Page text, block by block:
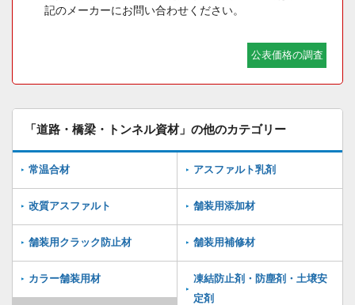
記のメーカーにお問い合わせください。
公表価格の調査
「道路・橋梁・トンネル資材」の他のカテゴリー
常温合材 アスファルト乳剤
改質アスファルト 舗装用添加材
舗装用クラック防止材 舗装用補修材
カラー舗装用材
凍結防止剤・防塵剤・土壌安
定剤